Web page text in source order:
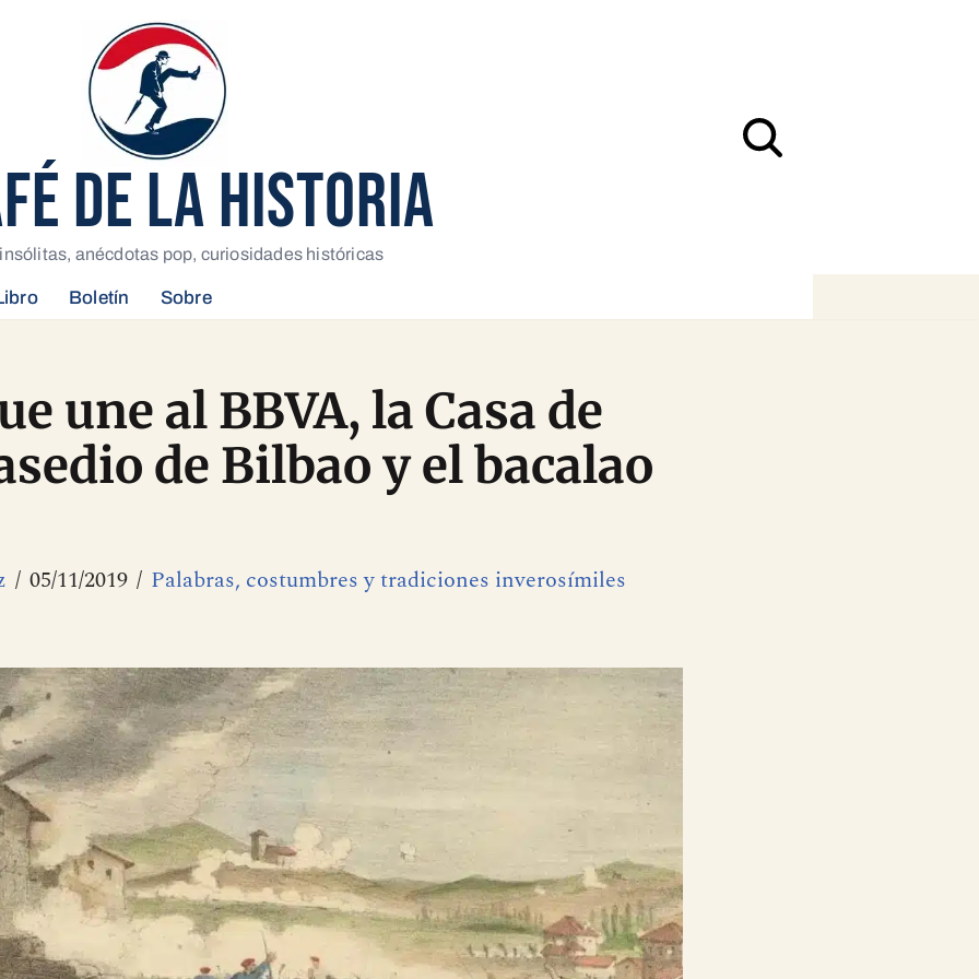
DE LA HISTORIA
anécdotas pop, curiosidades históricas
Boletín Sobre
une al BBVA, la Casa de
de Bilbao y el bacalao
05/11/2019 Palabras, costumbres y tradiciones inverosímiles